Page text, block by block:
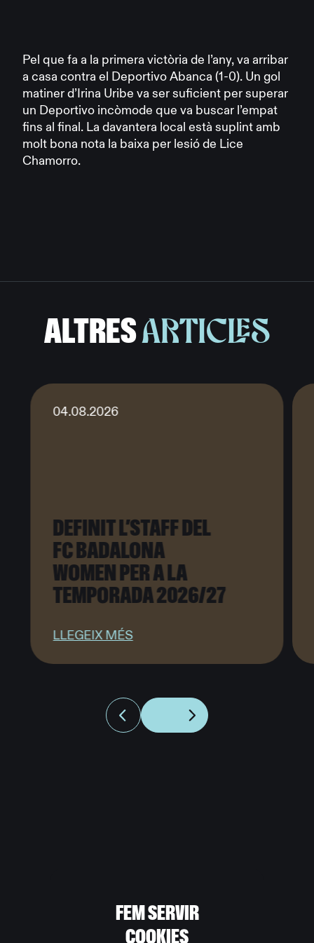
Pel que fa a la primera victòria de l’any, va arribar
a casa contra el Deportivo Abanca (1-0). Un gol
matiner d’Irina Uribe va ser suficient per superar
un Deportivo incòmode que va buscar l’empat
fins al final. La davantera local està suplint amb
molt bona nota la baixa per lesió de Lice
Chamorro.
ALTRESARTICLES
04.08.2026
DEFINIT L’STAFF DEL
FC BADALONA
WOMEN PER A LA
TEMPORADA 2026/27
LLEGEIX MÉS
ONA
FEM SERVIR
COOKIES